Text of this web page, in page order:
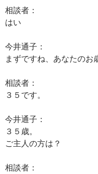
相談者：
はい
今井通子：
まずですね、あなたのお
相談者：
３５です。
今井通子：
３５歳。
ご主人の方は？
相談者：